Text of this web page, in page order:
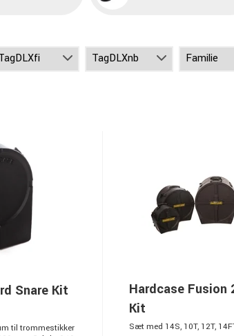
Snare Kit
til trommestikker
Hardcase Fusion
Kit
Sæt med 14S, 10T, 12T,